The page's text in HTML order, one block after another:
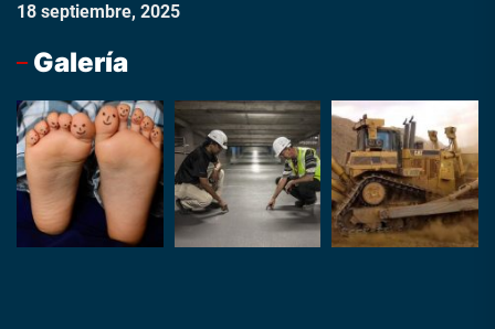
18 septiembre, 2025
Galería